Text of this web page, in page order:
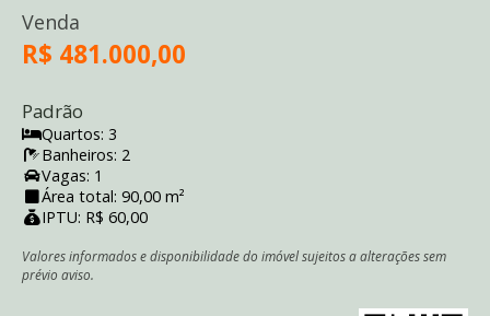
Venda
R$ 481.000,00
Padrão
Quartos: 3
Banheiros: 2
Vagas: 1
Área total: 90,00 m²
IPTU: R$ 60,00
Valores informados e disponibilidade do imóvel sujeitos a alterações sem
prévio aviso.